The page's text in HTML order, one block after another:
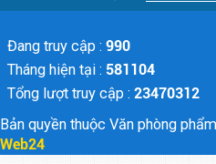
Đang truy cập : 990
Tháng hiện tại : 581104
Tổng lượt truy cập : 23470312
Bản quyền thuộc Văn phòng
Web24